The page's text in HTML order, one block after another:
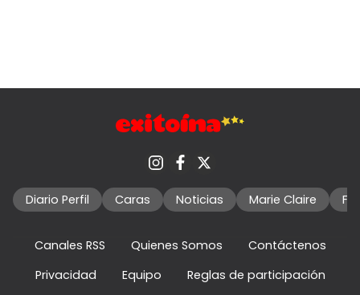
Diario Perfil Caras Noticias Marie Claire
Canales RSS Quienes Somos
Contáctenos
Privacidad
Equipo Reglas de participación